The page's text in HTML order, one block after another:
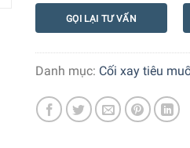
GỌI LẠI TƯ VẤN
Danh mục: Cối xay tiêu